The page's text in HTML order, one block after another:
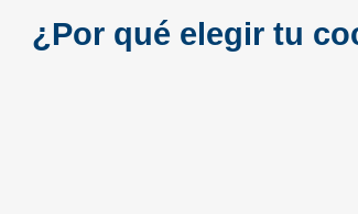
¿Por qué elegir tu